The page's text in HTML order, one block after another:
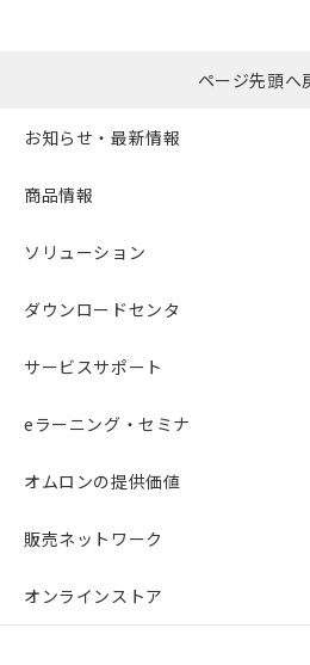
ページ先頭へ
お知らせ・最新情報
商品情報
ソリューション
ダウンロードセンタ
サービスサポート
eラーニング・セミナ
オムロンの提供価値
販売ネットワーク
オンラインストア